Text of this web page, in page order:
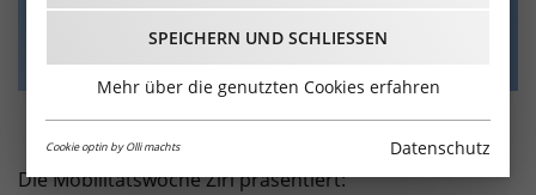
Die Mobilitätswoche Zirl präsentiert:
SPEICHERN UND SCHLIESSEN
Mehr über die genutzten Cookies erfahren
Cookie optin by Olli machts Datenschutz